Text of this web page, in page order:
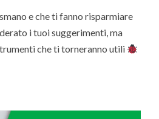
e che ti fanno risparmiare
i tuoi suggerimenti, ma
che ti torneranno utili